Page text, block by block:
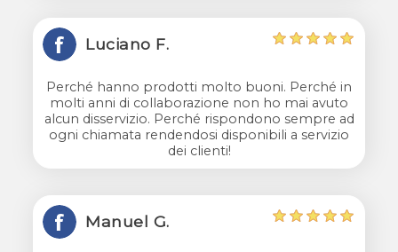
Luciano F.
Perché hanno prodotti molto buoni. Perché in
molti anni di collaborazione non ho mai avuto
alcun disservizio. Perché rispondono sempre ad
ogni chiamata rendendosi disponibili a servizio
dei clienti!
Manuel G.